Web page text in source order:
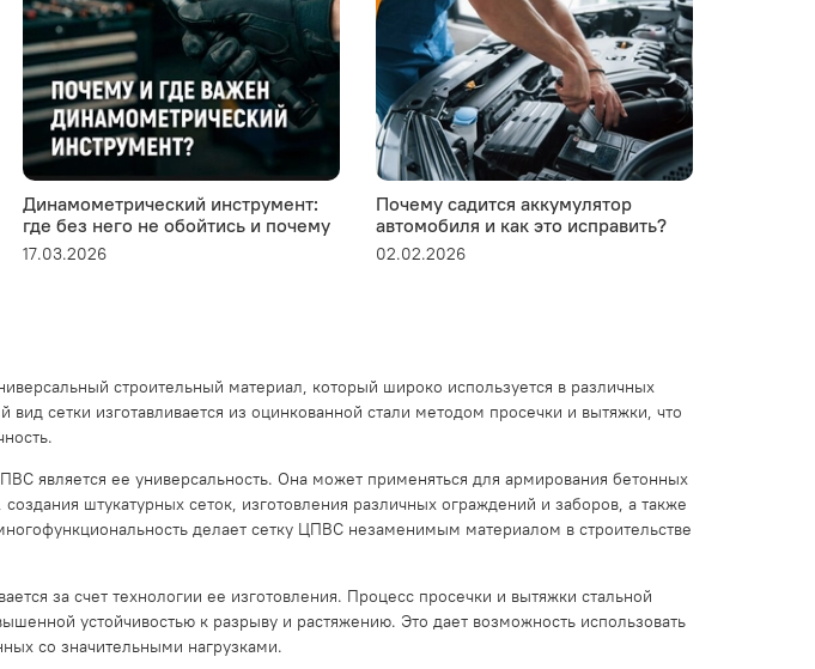
Динамометрический инструмент:
где без него не обойтись и почему
17.03.2026
Почему садится аккумулятор
автомобиля и как это исправить?
02.02.2026
строительный материал, который широко используется в различных
вид сетки изготавливается из оцинкованной стали методом просечки и вытяжки, что
является ее универсальность. Она может применяться для армирования бетонных
штукатурных сеток, изготовления различных ограждений и заборов, а также
делает сетку ЦПВС незаменимым материалом в строительстве
за счет технологии ее изготовления. Процесс просечки и вытяжки стальной
устойчивостью к разрыву и растяжению. Это дает возможность использовать
со значительными нагрузками.